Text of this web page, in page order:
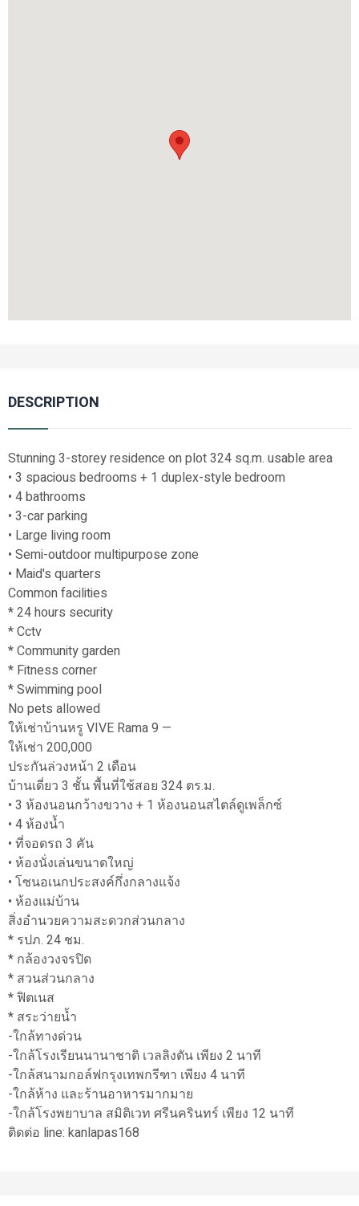
DESCRIPTION
Stunning 3-storey residence on plot 324 sq.m. usable area
• 3 spacious bedrooms + 1 duplex-style bedroom
• 4 bathrooms
• 3-car parking
• Large living room
• Semi-outdoor multipurpose zone
• Maid's quarters
Common facilities
* 24 hours security
* Cctv
* Community garden
* Fitness corner
* Swimming pool
No pets allowed
ให้เช่าบ้านหรู VIVE Rama 9 —
ให้เช่า 200,000
ประกันล่วงหน้า 2 เดือน
บ้านเดี่ยว 3 ชั้น พื้นที่ใช้สอย 324 ตร.ม.
• 3 ห้องนอนกว้างขวาง + 1 ห้องนอนสไตล์ดูเพล็กซ์
• 4 ห้องน้ำ
• ที่จอดรถ 3 คัน
• ห้องนั่งเล่นขนาดใหญ่
• โซนอเนกประสงค์กึ่งกลางแจ้ง
• ห้องแม่บ้าน
สิ่งอำนวยความสะดวกส่วนกลาง
* รปภ. 24 ชม.
* กล้องวงจรปิด
* สวนส่วนกลาง
* ฟิตเนส
* สระว่ายน้ำ
-ใกล้ทางด่วน
-ใกล้โรงเรียนนานาชาติ เวลลิงตัน เพียง 2 นาที
-ใกล้สนามกอล์ฟกรุงเทพกรีฑา เพียง 4 นาที
-ใกล้ห้าง และร้านอาหารมากมาย
-ใกล้โรงพยาบาล สมิติเวท ศรีนครินทร์ เพียง 12 นาที
ติดต่อ line: kanlapas168